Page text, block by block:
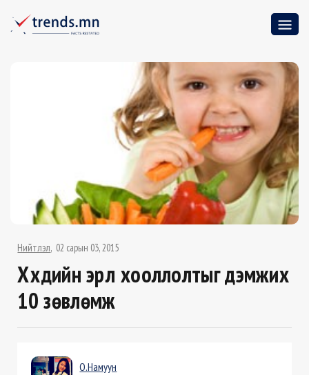
Нийтлэл 02 сарын 03, 2015
Хүүхдийн эрүүл хооллолтыг дэмжих
10 зөвлөмж
О.Намуун